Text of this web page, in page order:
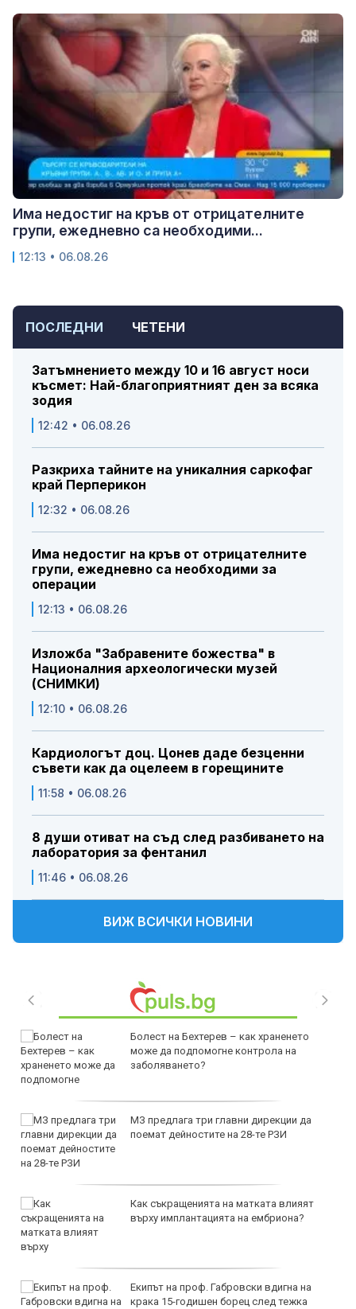
ПОСЛЕДНИ ЧЕТЕНИ
Затъмнението между 10 и 16 август носи
късмет: Най-благоприятният ден за всяка
зодия
12:42 • 06.08.26
Разкриха тайните на уникалния саркофаг
край Перперикон
12:32 • 06.08.26
Има недостиг на кръв от отрицателните
групи, ежедневно са необходими за
операции
12:13 • 06.08.26
Изложба "Забравените божества" в
Националния археологически музей
(СНИМКИ)
12:10 • 06.08.26
Кардиологът доц. Цонев даде безценни
съвети как да оцелеем в горещините
11:58 • 06.08.26
8 души отиват на съд след разбиването на
лаборатория за фентанил
11:46 • 06.08.26
ВИЖ ВСИЧКИ НОВИНИ
Болест на Бехтерев – как храненето
може да подпомогне контрола на
заболяването?
МЗ предлага три главни дирекции да
поемат дейностите на 28-те РЗИ
Как съкращенията на матката влияят
върху имплантацията на ембриона?
Екипът на проф. Габровски вдигна на
крака 15-годишен борец след тежка
Има недостиг на кръв от отрицателните
групи, ежедневно са необходими...
12:13 • 06.08.26